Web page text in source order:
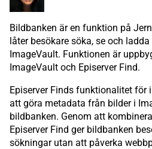
Bildbanken är en funktion på
låter besökare söka, se och
ImageVault. Funktionen är
ImageVault och Episerver Find.
Episerver Finds funktionalitet för
att göra metadata från bilder i
bildbanken. Genom att
Episerver Find ger bildbanken
sökningar utan att påverka